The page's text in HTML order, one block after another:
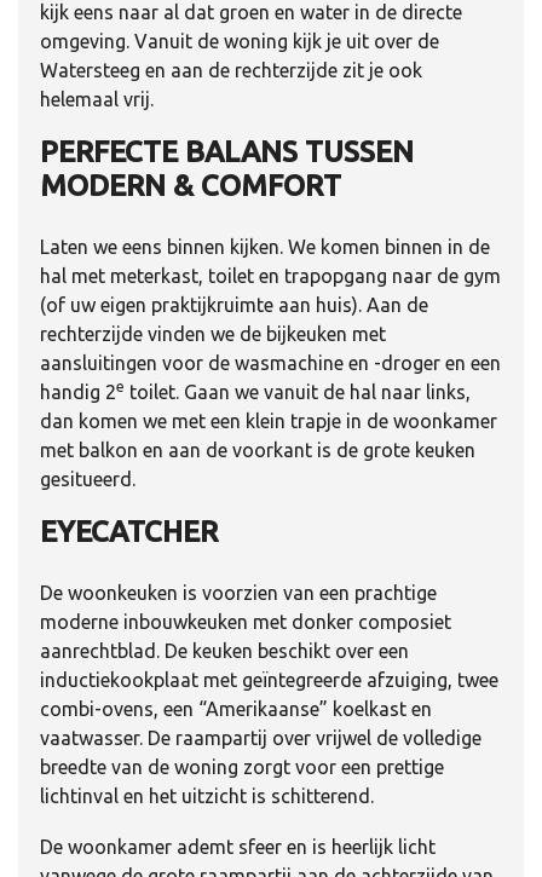
kijk eens naar al dat groen en water in de directe
omgeving. Vanuit de woning kijk je uit over de
Watersteeg en aan de rechterzijde zit je ook
helemaal vrij.
PERFECTE BALANS TUSSEN
MODERN & COMFORT
Laten we eens binnen kijken. We komen binnen in de
hal met meterkast, toilet en trapopgang naar de gym
(of uw eigen praktijkruimte aan huis). Aan de
rechterzijde vinden we de bijkeuken met
aansluitingen voor de wasmachine en -droger en een
handig 2e toilet. Gaan we vanuit de hal naar links,
dan komen we met een klein trapje in de woonkamer
met balkon en aan de voorkant is de grote keuken
gesitueerd.
EYECATCHER
De woonkeuken is voorzien van een prachtige
moderne inbouwkeuken met donker composiet
aanrechtblad. De keuken beschikt over een
inductiekookplaat met geïntegreerde afzuiging, twee
combi-ovens, een “Amerikaanse” koelkast en
vaatwasser. De raampartij over vrijwel de volledige
breedte van de woning zorgt voor een prettige
lichtinval en het uitzicht is schitterend.
De woonkamer ademt sfeer en is heerlijk licht